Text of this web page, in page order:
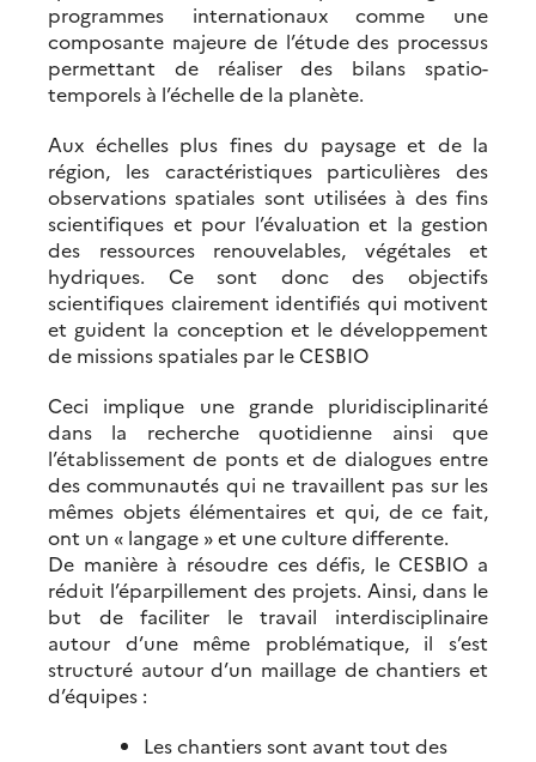
programmes internationaux comme une
composante majeure de l’étude des processus
permettant de réaliser des bilans spatio-
temporels à l’échelle de la planète.
Aux échelles plus fines du paysage et de la
région, les caractéristiques particulières des
observations spatiales sont utilisées à des fins
scientifiques et pour l’évaluation et la gestion
des ressources renouvelables, végétales et
hydriques. Ce sont donc des objectifs
scientifiques clairement identifiés qui motivent
et guident la conception et le développement
de missions spatiales par le CESBIO
Ceci implique une grande pluridisciplinarité
dans la recherche quotidienne ainsi que
l’établissement de ponts et de dialogues entre
des communautés qui ne travaillent pas sur les
mêmes objets élémentaires et qui, de ce fait,
ont un « langage » et une culture differente.
De manière à résoudre ces défis, le CESBIO a
réduit l’éparpillement des projets. Ainsi, dans le
but de faciliter le travail interdisciplinaire
autour d’une même problématique, il s’est
structuré autour d’un maillage de chantiers et
d’équipes :
Les chantiers sont avant tout des